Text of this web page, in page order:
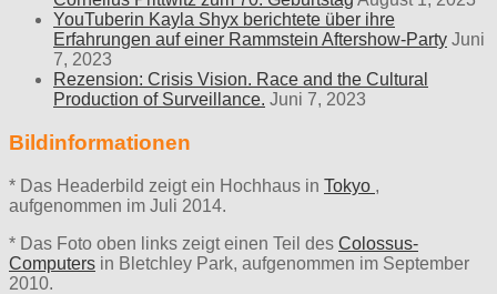
YouTuberin Kayla Shyx berichtete über ihre
Erfahrungen auf einer Rammstein Aftershow-Party Juni
7, 2023
Rezension: Crisis Vision. Race and the Cultural
Production of Surveillance. Juni 7, 2023
Bildinformationen
* Das Headerbild zeigt ein Hochhaus in Tokyo ,
aufgenommen im Juli 2014.
* Das Foto oben links zeigt einen Teil des Colossus-
Computers in Bletchley Park, aufgenommen im September
2010.